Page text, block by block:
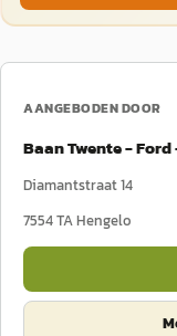
AANGEBODEN DOOR
Baan Twente -
Diamantstraat 14
7554 TAHengelo